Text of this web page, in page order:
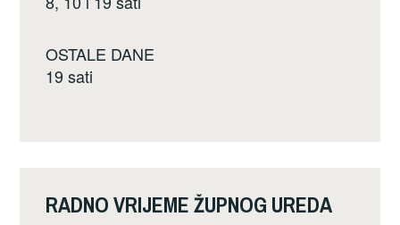
OSTALE DANE
19 sati
RADNO VRIJEME ŽUPNOG UREDA